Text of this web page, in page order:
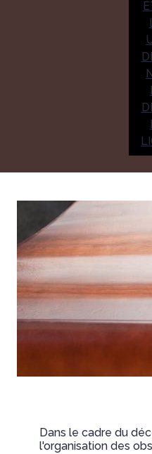
Dans le cadre du
l'organisation des